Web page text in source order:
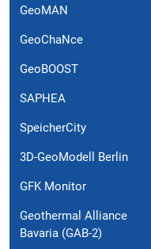
GeoMAN
GeoChaNce
GeoBOOST
SAPHEA
SpeicherCity
3D-GeoModell Berlin
GFK Monitor
Geothermal Alliance
Bavaria (GAB-2)